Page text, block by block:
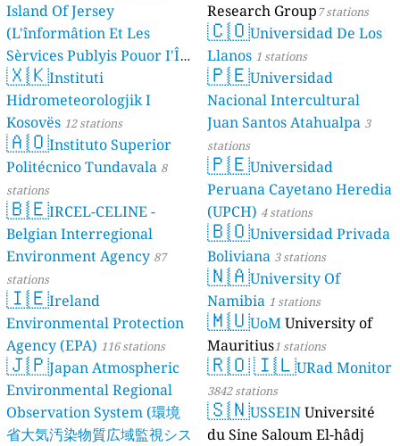
Island Of Jersey
(L'înformâtion Et Les
Sèrvices Publyis Pouor I'Île
Dé Jèrri) 2 stations
🇽🇰Instituti
Hidrometeorologjik I
Kosovës 12 stations
🇦🇴Instituto Superior
Politécnico Tundavala 8
stations
🇧🇪IRCEL-CELINE -
Belgian Interregional
Environment Agency 87
stations
🇮🇪Ireland
Environmental Protection
Agency (EPA) 116 stations
🇯🇵Japan Atmospheric
Environmental Regional
Observation System (環境
省大気汚染物質広域監視シス
Research Group7 stations
🇨🇴Universidad De Los
Llanos 1 stations
🇵🇪Universidad
Nacional Intercultural
Juan Santos Atahualpa 3
stations
🇵🇪Universidad
Peruana Cayetano Heredia
(UPCH) 4 stations
🇧🇴Universidad Privada
Boliviana 3 stations
🇳🇦University Of
Namibia 1 stations
🇲🇺UoMUniversity of
Mauritius1 stations
🇷🇴🇮🇱URad Monitor
3842 stations
🇸🇳USSEINUniversité
du Sine Saloum El-hâdj